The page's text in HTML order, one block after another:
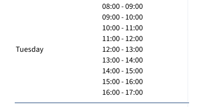
Tuesday
08:00 - 09:00
09:00 - 10:00
10:00 - 11:00
11:00 - 12:00
12:00 - 13:00
13:00 - 14:00
14:00 - 15:00
15:00 - 16:00
16:00 - 17:00